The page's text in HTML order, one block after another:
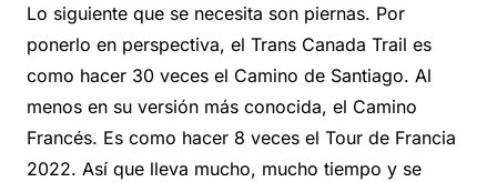
Lo siguiente que se necesita son piernas. Por
ponerlo en perspectiva, el Trans Canada Trail es
como hacer 30 veces el Camino de Santiago. Al
menos en su versión más conocida, el Camino
Francés. Es como hacer 8 veces el Tour de Francia
2022. Así que lleva mucho, mucho tiempo y se